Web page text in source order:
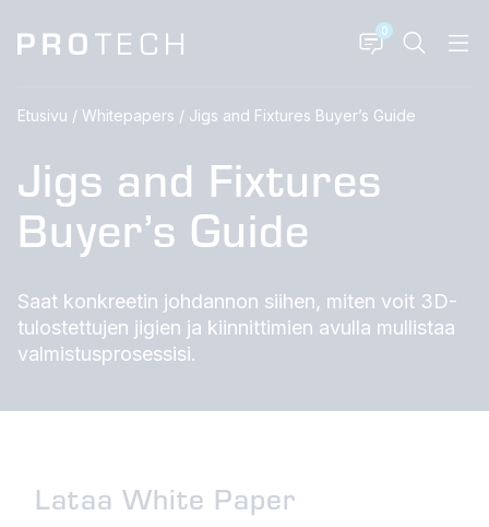
0
Etusivu / Whitepapers / Jigs and Fixtures Buyer’s Guide
Jigs and Fixtures
Buyer’s Guide
Saat konkreetin johdannon siihen, miten voit 3D-
tulostettujen jigien ja kiinnittimien avulla mullistaa
valmistusprosessisi.
Lataa White Paper